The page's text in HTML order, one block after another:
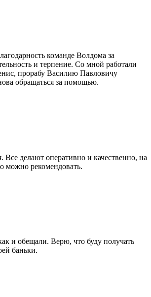
команде Волдома за
и терпение. Со мной работали
прорабу Василию Павловичу
обращаться за помощью.
Все делают оперативно и качественно, на
можно рекомендовать.
и обещали. Верю, что буду получать
баньки.